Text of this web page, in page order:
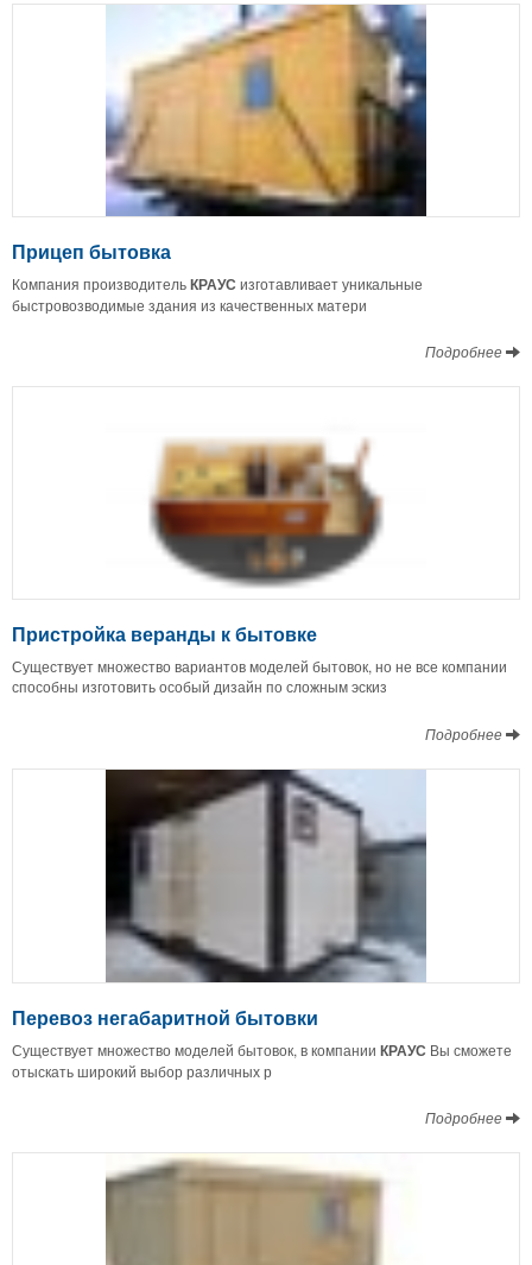
Прицеп бытовка
Компания производительКРАУС изготавливает уникальные
быстровозводимые здания из качественных матери
Подробнее
Пристройка веранды к бытовке
Существует множество вариантов моделей бытовок, но не все компании
способны изготовить особый дизайн по сложным эскиз
Подробнее
Перевоз негабаритной бытовки
Существует множество моделей бытовок, в компании КРАУС Вы сможете
отыскать широкий выбор различных р
Подробнее